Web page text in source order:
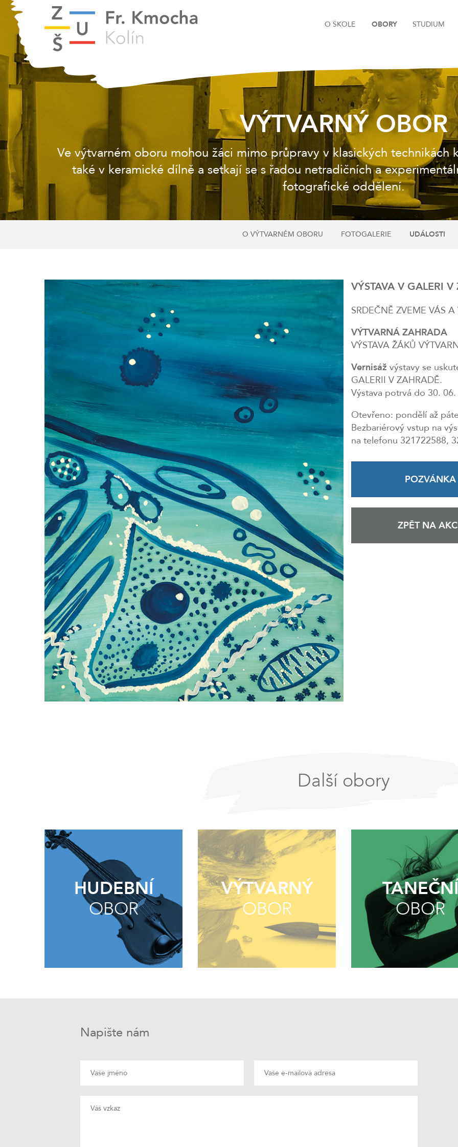
O ŠKOLE OBORY STUDIUM
VÝTVARNÝ OBOR
Ve výtvarném oboru mohou žáci mimo průpravy v klasických technikách
také v keramické dílně a setkají se s řadou netradičních a
fotografické oddělení.
O VÝTVARNÉM OBORU FOTOGALERIE UDÁLOSTI
VÝSTAVA V GALERI
SRDEČNĚ ZVEME VÁS
VÝTVARNÁ ZAHRADA
VÝSTAVA ŽÁKŮ
Vernisáž výstavy se
GALERII V ZAHRADĚ.
Výstava potrvá do 30.
Otevřeno: pondělí až
Bezbariérový vstup na
na telefonu 321722588,
POZVÁNKA
ZPĚT NA
Další obory
HUDEBNÍ
OBOR
VÝTVARNÝ
OBOR
TANEČNÍ
OBOR
Napište nám